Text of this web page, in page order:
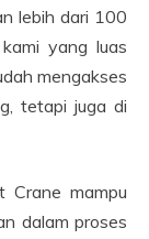
lebih dari 100
yang luas
mengakses
tetapi juga di
Crane mampu
dalam proses